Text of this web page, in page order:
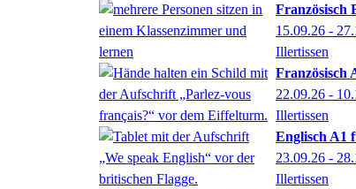
Französisch
15.09.26 -
Illertissen
Französisch
22.09.26 -
Illertissen
Englisch A1
23.09.26 -
Illertissen